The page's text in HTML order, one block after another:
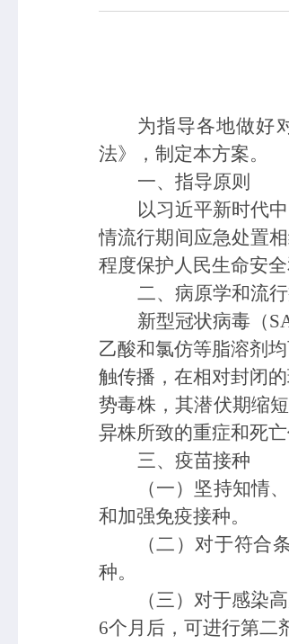
领导
为指导各地做好
法》，制定本方案。
一、指导原则
以习近平新时代
情流行期间应急处置
程度保护人民生命安
二、病原学和流
新型冠状病毒（
乙酸和氯仿等脂溶剂
触传播，在相对封闭
势毒株，其潜伏期缩短
异株所致的重症和死亡
三、疫苗接种
（一） 坚持知情
和加强免疫接种。
（二 ）对于符合
种。
（三） 对于感染高
6个月后，可进行第二